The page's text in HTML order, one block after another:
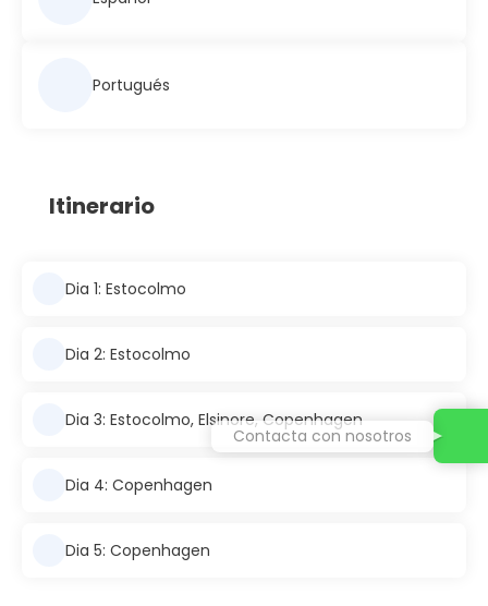
Portugués
Itinerario
Dia 1: Estocolmo
Dia 2: Estocolmo
Dia 3: Estocolmo, Elsinore, Copenhagen
Dia 4: Copenhagen
Dia 5: Copenhagen
Contacta con nosotros